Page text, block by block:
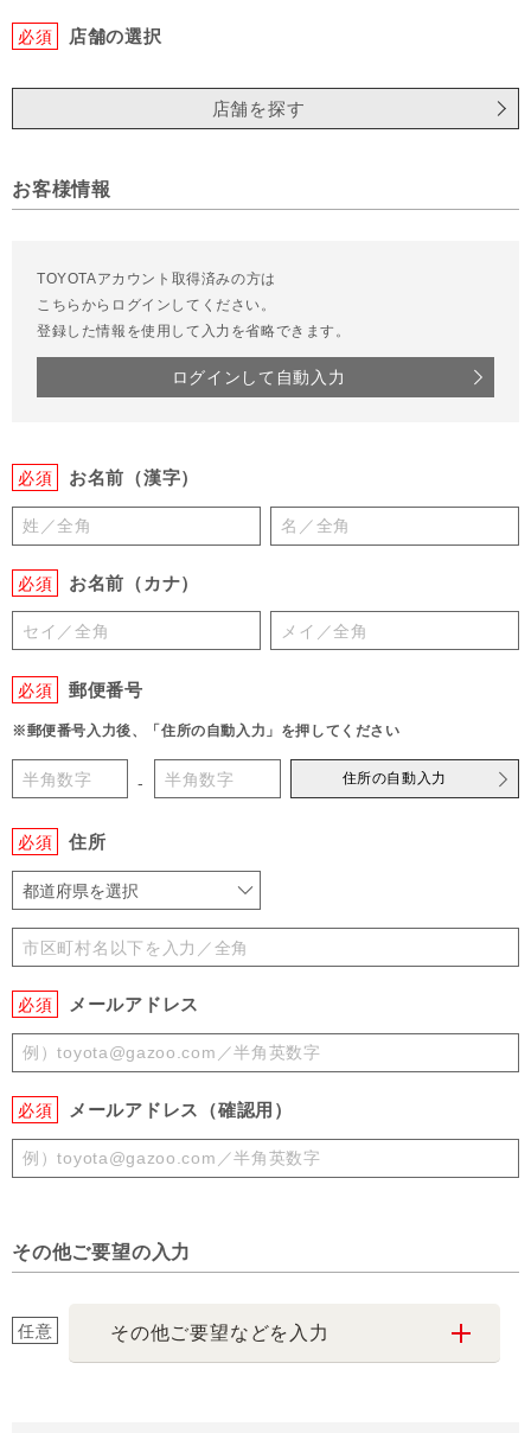
必須 店舗の選択
店舗を探す
お客様情報
TOYOTAアカウント取得済みの方は
こちらからログインしてください。
登録した情報を使用して入力を省略できます。
ログインして自動入力
必須 お名前（漢字）
必須 お名前（カナ）
必須 郵便番号
※郵便番号入力後、「住所の自動入力」を押してください
- 住所の自動入力
必須 住所
都道府県を選択
必須 メールアドレス
必須 メールアドレス（確認用）
その他ご要望の入力
任意 その他ご要望などを入力